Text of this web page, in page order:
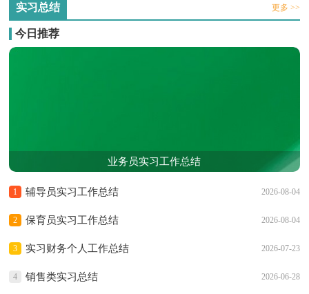
实习总结 更多 >>
今日推荐
业务员实习工作总结
1 2026-08-04
辅导员实习工作总结
2 2026-08-04
保育员实习工作总结
3 2026-07-23
实习财务个人工作总结
4 2026-06-28
销售类实习总结